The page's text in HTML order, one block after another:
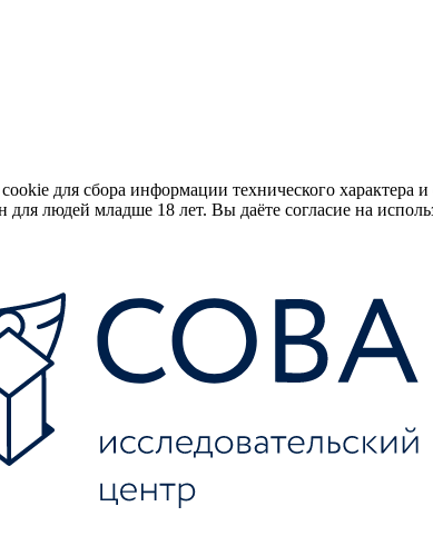
для сбора информации технического характера
для людей младше 18 лет. Вы даёте согласие на